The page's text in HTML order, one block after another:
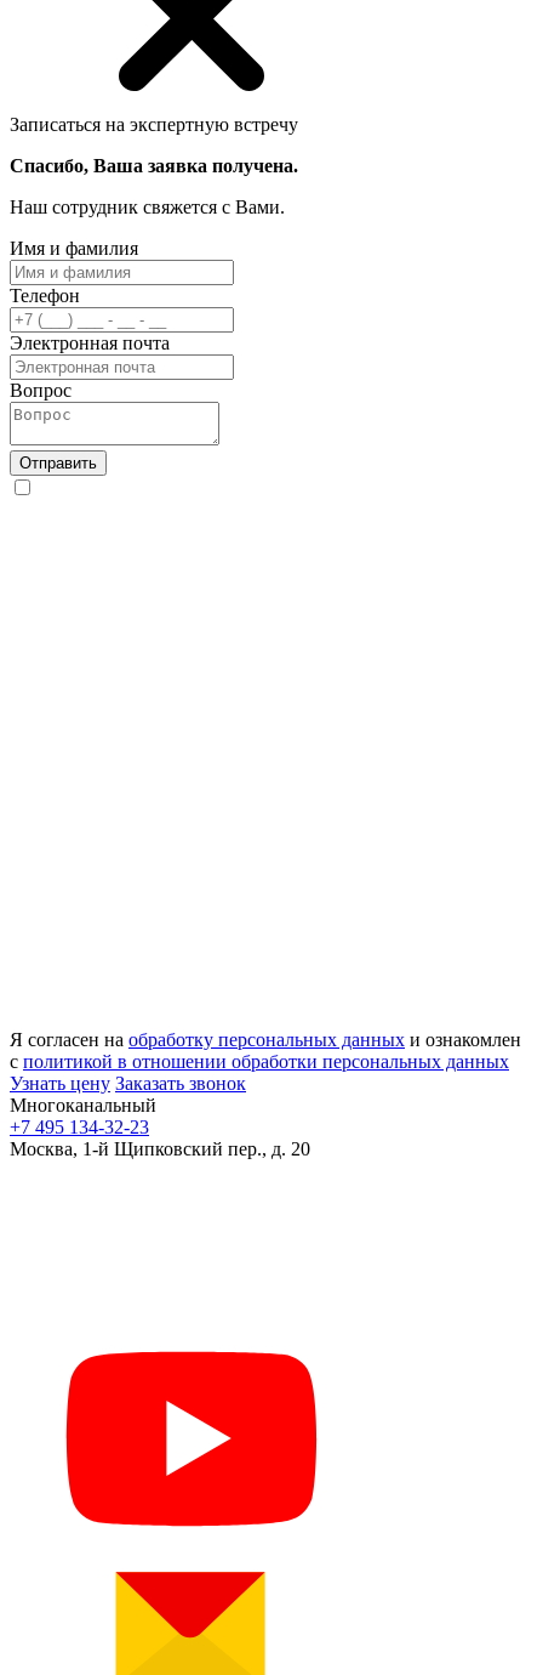
Записаться на экспертную встречу
Спасибо, Ваша заявка получена.
Наш сотрудник свяжется с Вами.
Имя и фамилия
Телефон
Электронная почта
Вопрос
Отправить
Я согласен на обработку персональных данных и ознакомлен
с политикой в отношении обработки персональных данных
Узнать цену Заказать звонок
Многоканальный
+7 495 134-32-23
Москва, 1-й Щипковский пер., д. 20